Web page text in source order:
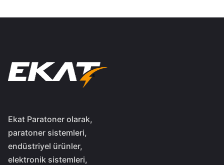
Ekat Paratoner olarak,
paratoner sistemleri,
endüstriyel ürünler,
elektronik sistemleri,